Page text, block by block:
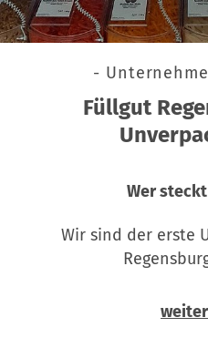
-
Füllgut
Wer
Wir sind der erste